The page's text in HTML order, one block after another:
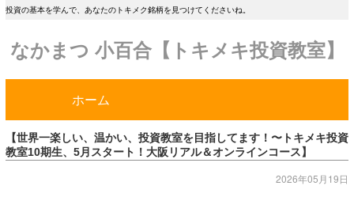
投資の基本を学んで、あなたのトキメク銘柄を見つけてくださいね。
なかまつ 小百合【トキメキ投資教室】
ホーム
【世界一楽しい、温かい、投資教室を目指してます！〜トキメキ投資
教室10期生、5月スタート！大阪リアル＆オンラインコース】
2026年05月19日